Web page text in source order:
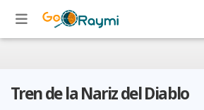
Tren de la Nariz del Diablo